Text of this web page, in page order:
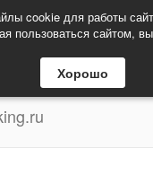
cookie для работы
пользоваться сайтом,
Хорошо